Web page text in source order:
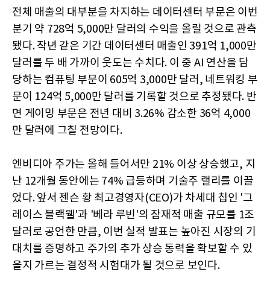
전체 매출의 대부분을 차지하는 데이터센터 부문은 이번
분기 약 728억 5,000만 달러의 수익을 올릴 것으로 관측
됐다. 작년 같은 기간 데이터센터 매출인 391억 1,000만
달러를 두 배 가까이 웃도는 수치다. 이 중 AI 연산을 담
당하는 컴퓨팅 부문이 605억 3,000만 달러, 네트워킹 부
문이 124억 5,000만 달러를 기록할 것으로 추정됐다. 반
면 게이밍 부문은 전년 대비 3.26% 감소한 36억 4,000
만 달러에 그칠 전망이다.
엔비디아 주가는 올해 들어서만 21% 이상 상승했고, 지
난 12개월 동안에는 74% 급등하며 기술주 랠리를 이끌
었다. 앞서 젠슨 황 최고경영자(CEO)가 차세대 칩인 '그
레이스 블랙웰'과 '베라 루빈'의 잠재적 매출 규모를 1조
달러로 공언한 만큼, 이번 실적 발표는 높아진 시장의 기
대치를 증명하고 주가의 추가 상승 동력을 확보할 수 있
을지 가르는 결정적 시험대가 될 것으로 보인다.